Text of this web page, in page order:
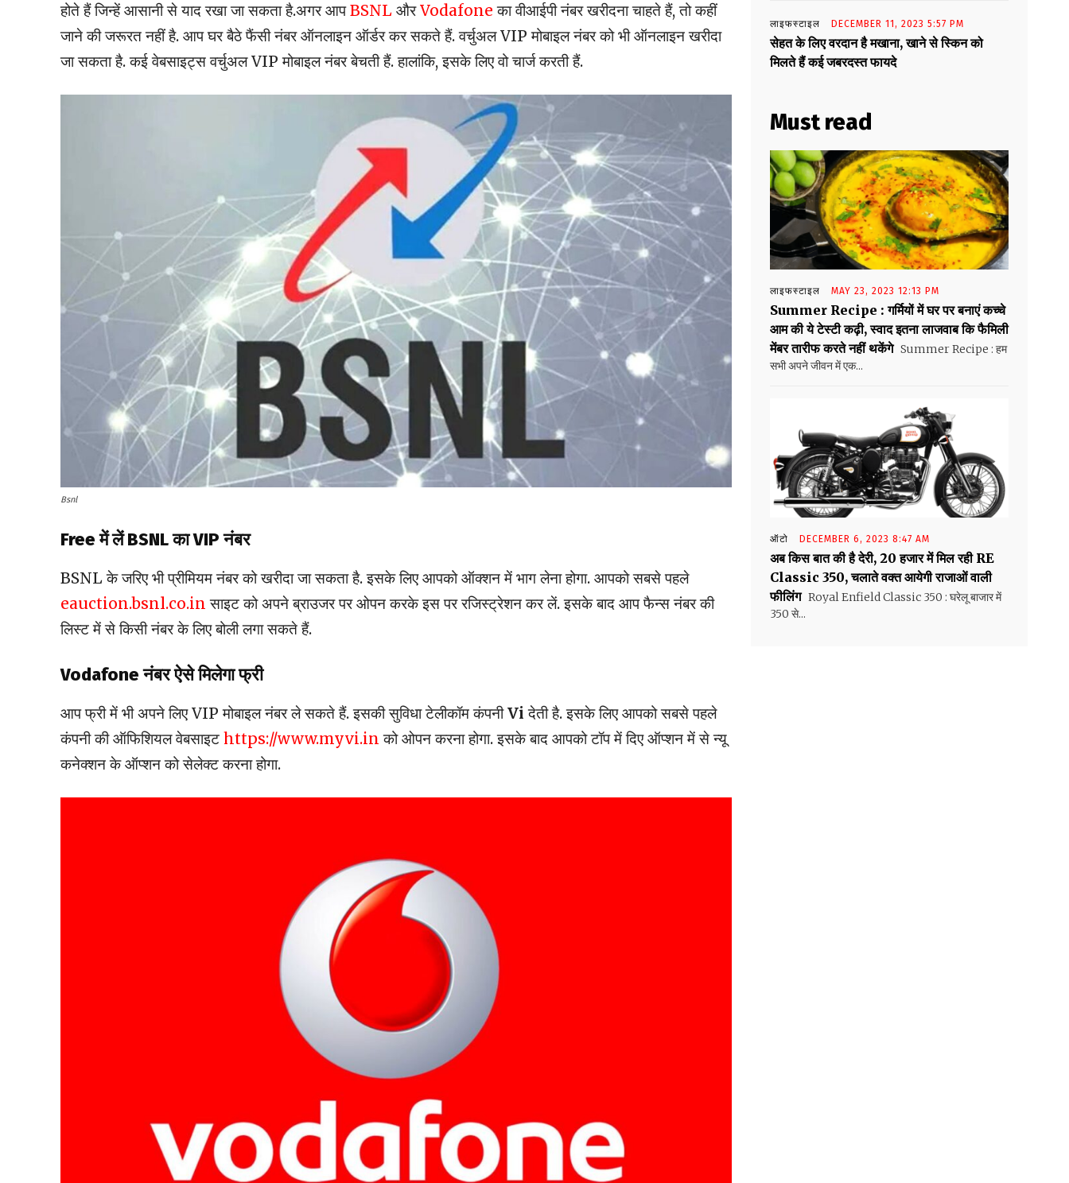
होते हैं जिन्हें आसानी से याद रखा जा सकता है.अगर आपBSNL औरVodafone का वीआईपी नंबर खरीदना चाहते हैं, तो कहीं
जाने की जरूरत नहीं है. आप घर बैठे फैंसी नंबर ऑनलाइन ऑर्डर कर सकते हैं. वर्चुअल VIP मोबाइल नंबर को भी ऑनलाइन खरीदा
जा सकता है. कई वेबसाइट्स वर्चुअल VIP मोबाइल नंबर बेचती हैं. हालांकि, इसके लिए वो चार्ज करती हैं.
Bsnl
Free में लें BSNL का VIP नंबर
BSNL के जरिए भी प्रीमियम नंबर को खरीदा जा सकता है. इसके लिए आपको ऑक्शन में भाग लेना होगा. आपको सबसे पहले
eauction.bsnl.co.in साइट को अपने ब्राउजर पर ओपन करके इस पर रजिस्ट्रेशन कर लें. इसके बाद आप फैन्स नंबर की
लिस्ट में से किसी नंबर के लिए बोली लगा सकते हैं.
Vodafone नंबर ऐसे मिलेगा फ्री
आप फ्री में भी अपने लिए VIP मोबाइल नंबर ले सकते हैं. इसकी सुविधा टेलीकॉम कंपनीViदेती है. इसके लिए आपको सबसे पहले
कंपनी की ऑफिशियल वेबसाइट https://www.myvi.in को ओपन करना होगा. इसके बाद आपको टॉप में दिए ऑप्शन में से न्यू
कनेक्शन के ऑप्शन को सेलेक्ट करना होगा.
लाइफस्टाइल DECEMBER 11, 2023 5:57 PM
सेहत के लिए वरदान है मखाना, खाने से स्किन को
मिलते हैं कई जबरदस्त फायदे
Must read
लाइफस्टाइल MAY 23, 2023 12:13 PM
Summer Recipe : गर्मियों में घर पर बनाएं कच्चे
आम की ये टेस्टी कढ़ी, स्वाद इतना लाजवाब कि फैमिली
मेंबर तारीफ करते नहीं थकेंगे Summer Recipe : हम
सभी अपने जीवन में एक...
ऑटो DECEMBER 6, 2023 8:47 AM
अब किस बात की है देरी, ₹20 हजार में मिल रही RE
Classic 350, चलाते वक्त आयेगी राजाओं वाली
फीलिंग Royal Enfield Classic 350 : घरेलू बाजार में
350 से...